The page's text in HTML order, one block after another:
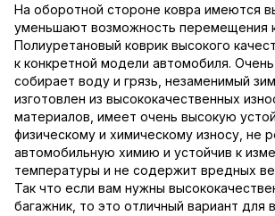
На оборотной стороне ковра имеются
уменьшают возможность перемещения
Полиуретановый коврик высокого
к конкретной модели автомобиля.
собирает воду и грязь, незаменимый
изготовлен из высококачественных
материалов, имеет очень высокую
физическому и химическому износу, не
автомобильную химию и устойчив к
температуры и не содержит вредных
Так что если вам нужны
багажник, то это отличный вариант для